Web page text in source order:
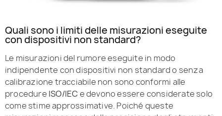
Quali sono i limiti delle misurazioni eseguite
con dispositivi non standard?
Le misurazioni del rumore eseguite in modo
indipendente con dispositivi non standard o senza
calibrazione tracciabile non sono conformi alle
procedure ISO/IECe devono essere considerate solo
come stime approssimative. Poiché queste